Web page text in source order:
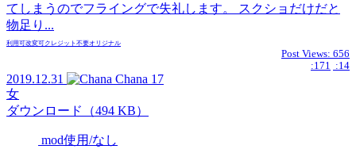
てしまうのでフライングで失礼します。 スクショだけだと
物足り...
利用可改変可クレジット不要オリジナル
Post Views: 656
:171 :14
2019.12.31 Chana 17
女
ダウンロード（494 KB）
mod使用/なし